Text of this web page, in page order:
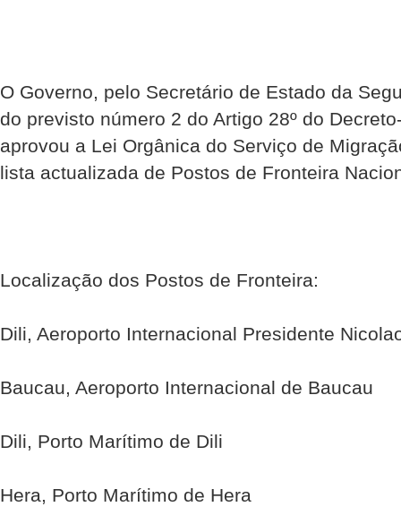
O Governo, pelo Secretário de Estado da
do previsto número 2 do Artigo 28º do
aprovou a Lei Orgânica do Serviço de
lista actualizada de Postos de Fronteira
Localização dos Postos de Fronteira:
Dili, Aeroporto Internacional Presidente
Baucau, Aeroporto Internacional de Baucau
Dili, Porto Marítimo de Dili
Hera, Porto Marítimo de Hera